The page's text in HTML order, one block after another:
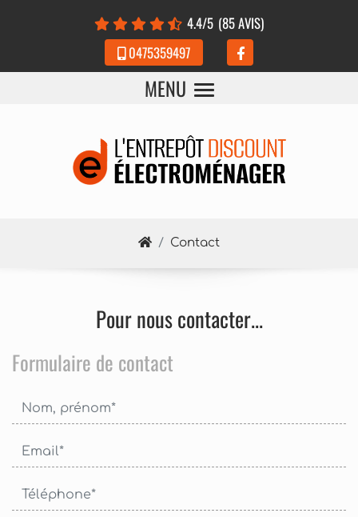
4.4/5 (85 AVIS)
0475359497
MENU
Contact
Pour nous contacter...
Formulaire de contact